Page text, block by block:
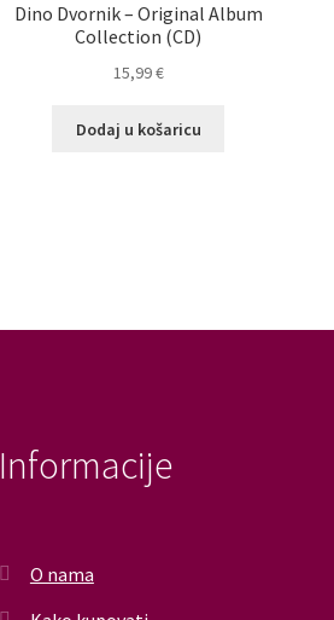
Dino Dvornik – Original Album
Collection (CD)
15,99€
Dodaj u košaricu
Informacije
O nama